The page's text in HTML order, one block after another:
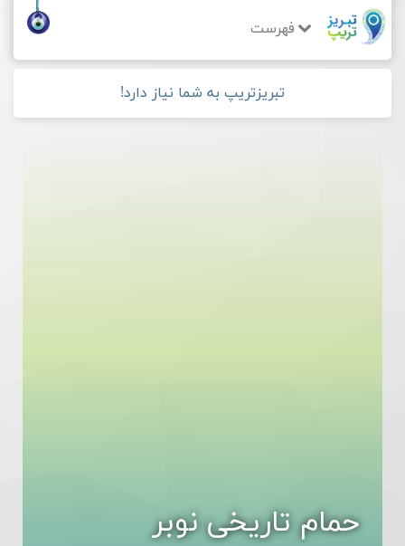
فهرست
تبریزتریپ به شما نیاز دارد!
حمام تاریخی نوبر